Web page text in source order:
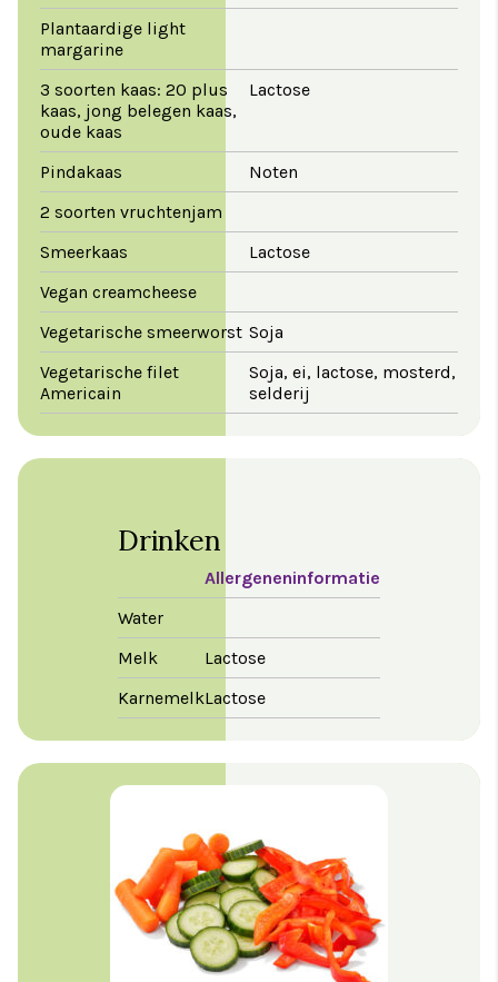
Plantaardige light
margarine
3 soorten kaas: 20 plus
kaas, jong belegen kaas,
oude kaas
Lactose
Pindakaas
Noten
2 soorten vruchtenjam
Smeerkaas
Lactose
Vegan creamcheese
Vegetarische smeerworst Soja
Vegetarische filet
Americain
Soja, ei, lactose, mosterd,
selderij
Drinken
Allergeneninformatie
Water
Melk
Lactose
KarnemelkLactose